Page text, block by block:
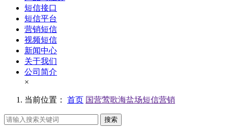
短信接口
短信平台
营销短信
视频短信
新闻中心
关于我们
公司简介
×
当前位置： 首页 国营莺歌海盐场短信营销
搜索